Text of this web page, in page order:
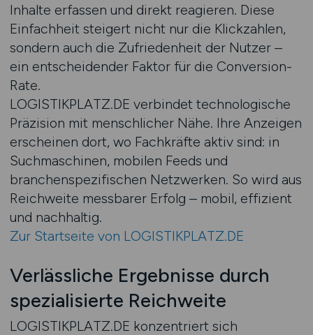
Inhalte erfassen und direkt reagieren. Diese
Einfachheit steigert nicht nur die Klickzahlen,
sondern auch die Zufriedenheit der Nutzer –
ein entscheidender Faktor für die Conversion-
Rate.
LOGISTIKPLATZ.DE verbindet technologische
Präzision mit menschlicher Nähe. Ihre Anzeigen
erscheinen dort, wo Fachkräfte aktiv sind: in
Suchmaschinen, mobilen Feeds und
branchenspezifischen Netzwerken. So wird aus
Reichweite messbarer Erfolg – mobil, effizient
und nachhaltig.
Zur Startseite von LOGISTIKPLATZ.DE
Verlässliche Ergebnisse durch
spezialisierte Reichweite
LOGISTIKPLATZ.DE konzentriert sich